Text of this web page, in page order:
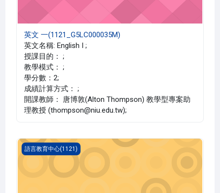
英文 一(1121_G5LC000035M)
英文名稱: English I ;
授課目的： ;
教學模式： ;
學分數：2;
成績計算方式： ;
開課教師： 唐博敦(Alton Thompson) 教學型專案助
理教授 (thompson@niu.edu.tw);
英文 一(1121_G5LC000035L)
語言教育中心(1121)